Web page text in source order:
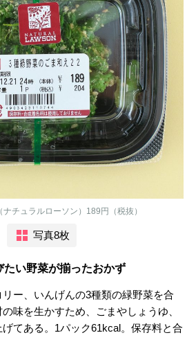
ナチュラルローソン）189円（税抜）
写真8枚
たい野菜が揃ったおかず
ー、いんげんの3種類の緑野菜を合
味を生かすため、ごまやしょうゆ、
てある。1パック61kcal。保存料と合